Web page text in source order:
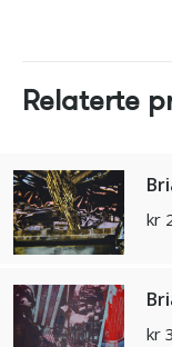
Relaterte
kr
kr